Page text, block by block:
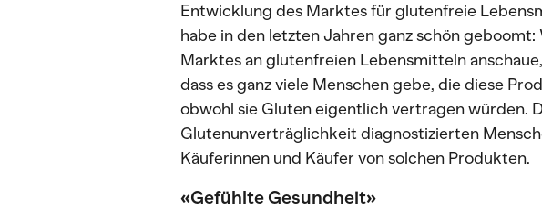
Entwicklung des Marktes für glutenfreie
habe in den letzten Jahren ganz schön
Marktes an glutenfreien Lebensmitteln
dass es ganz viele Menschen gebe, die diese
obwohl sie Gluten eigentlich vertragen würden.
Glutenunverträglichkeit diagnostizierten
Käuferinnen und Käufer von solchen Produkten.
«Gefühlte Gesundheit»